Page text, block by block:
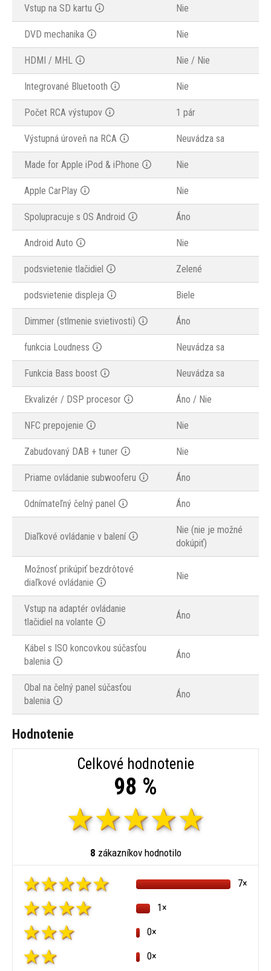
Vstup na SD kartu Nie
DVD mechanika Nie
HDMI / MHL Nie / Nie
Integrované Bluetooth Nie
Počet RCA výstupov 1 pár
Výstupná úroveň na RCA Neuvádza sa
Made for Apple iPod & iPhone Nie
Apple CarPlay Nie
Spolupracuje s OS Android Áno
Android Auto Nie
podsvietenie tlačidiel Zelené
podsvietenie displeja Biele
Dimmer (stlmenie svietivosti) Áno
funkcia Loudness Neuvádza sa
Funkcia Bass boost Neuvádza sa
Ekvalizér / DSP procesor Áno / Nie
NFC prepojenie Nie
Zabudovaný DAB + tuner Nie
Priame ovládanie subwooferu Áno
Odnímateľný čelný panel Áno
Diaľkové ovládanie v balení
Nie (nie je možné
dokúpiť)
Možnosť prikúpiť bezdrôtové
diaľkové ovládanie
Nie
Vstup na adaptér ovládanie
tlačidiel na volante
Áno
Kábel s ISO koncovkou súčasťou
balenia
Áno
Obal na čelný panel súčasťou
balenia
Áno
Hodnotenie
Celkové hodnotenie
98 %
8 zákazníkov hodnotilo
7×
1×
0×
0×